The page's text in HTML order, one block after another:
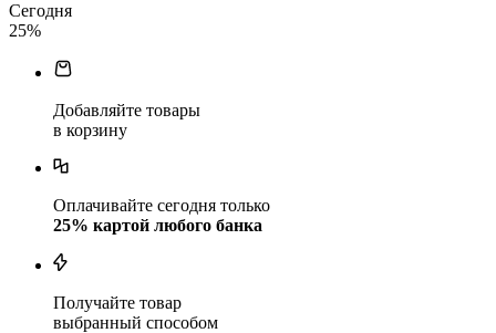
Сегодня
25%
Добавляйте товары
в корзину
Оплачивайте сегодня только
25% картой любого банка
Получайте товар
выбранный способом